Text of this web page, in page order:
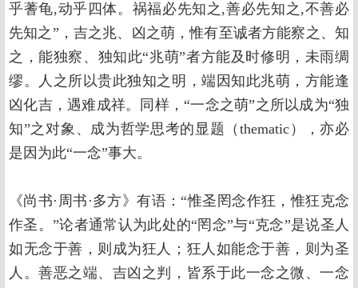
乎蓍龟,动乎四体。祸福必先知之,善必先知之,不善必
先知之”，吉之兆、凶之萌，惟有至诚者方能察之、知
之，能独察、独知此“兆萌”者方能及时修明，未雨绸
缪。人之所以贵此独知之明，端因知此兆萌，方能逢
凶化吉，遇难成祥。同样，“一念之萌”之所以成为“独
知”之对象、成为哲学思考的显题（thematic），亦必
是因为此“一念”事大。
《尚书·周书·多方》有语：“惟圣罔念作狂，惟狂克念
作圣。”论者通常认为此处的“罔念”与“克念”是说圣人
如无念于善，则成为狂人；狂人如能念于善，则为圣
人。善恶之端、吉凶之判，皆系于此一念之微、一念